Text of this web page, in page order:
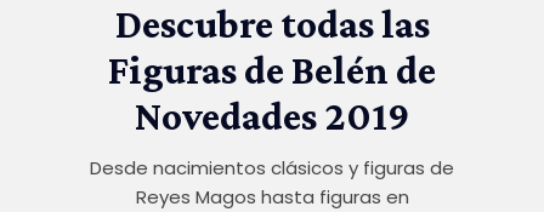
Descubre todas las
Figuras de Belén de
Novedades 2019
Desde nacimientos clásicos y figuras de
Reyes Magos hasta figuras en